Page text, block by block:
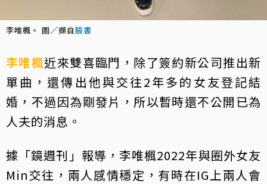
李唯楓。 圖／擷自臉書
李唯楓近來雙喜臨門，除了簽約新公司推出新
單曲，還傳出他與交往2年多的女友登記結
婚，不過因為剛發片，所以暫時還不公開已為
人夫的消息。
據「鏡週刊」報導，李唯楓2022年與圈外女友
Min交往，兩人感情穩定，有時在IG上兩人會